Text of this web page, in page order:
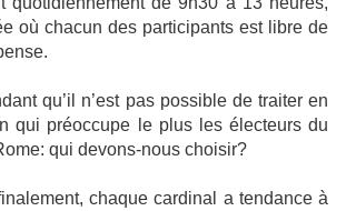
où chacun des participants est libre de
qu’il n’est pas possible de traiter en
qui préoccupe le plus les électeurs du
qui devons-nous choisir?
chaque cardinal a tendance à